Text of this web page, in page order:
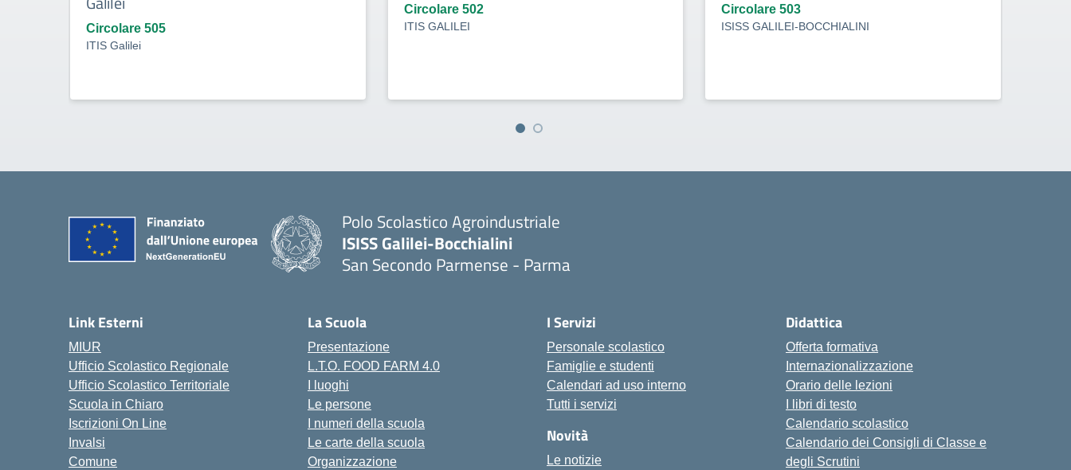
Circolare 505
ITIS Galilei
Circolare 502
ITIS GALILEI
Circolare 503
ISISS GALILEI-BOCCHIALINI
Polo Scolastico Agroindustriale
ISISS Galilei-Bocchialini
San Secondo Parmense - Parma
Link Esterni
MIUR
Ufficio Scolastico Regionale
Ufficio Scolastico Territoriale
Scuola in Chiaro
Iscrizioni On Line
Invalsi
Comune
La Scuola
Presentazione
L.T.O. FOOD FARM 4.0
I luoghi
Le persone
I numeri della scuola
Le carte della scuola
Organizzazione
I Servizi
Personale scolastico
Famiglie e studenti
Calendari ad uso interno
Tutti i servizi
Novità
Le notizie
Didattica
Offerta formativa
Internazionalizzazione
Orario delle lezioni
I libri di testo
Calendario scolastico
Calendario dei Consigli di Classe e
degli Scrutini